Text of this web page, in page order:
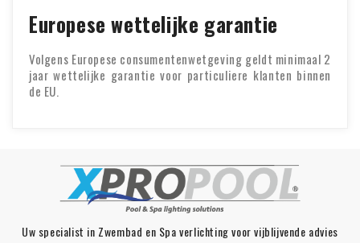
Europese wettelijke garantie
Volgens Europese consumentenwetgeving geldt minimaal 2
jaar wettelijke garantie voor particuliere klanten binnen
de EU.
Uw specialist in Zwembad en Spa verlichting voor vijblijvende advies